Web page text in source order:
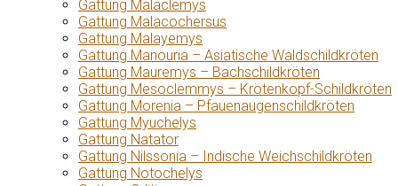
Gattung Malaclemys
Gattung Malacochersus
Gattung Malayemys
Gattung Manouria – Asiatische Waldschildkröten
Gattung Mauremys – Bachschildkröten
Gattung Mesoclemmys – Krötenkopf-Schildkröten
Gattung Morenia – Pfauenaugenschildkröten
Gattung Myuchelys
Gattung Natator
Gattung Nilssonia – Indische Weichschildkröten
Gattung Notochelys